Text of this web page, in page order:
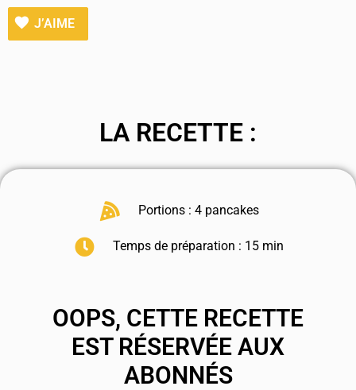
J’AIME
LA RECETTE :
Portions : 4 pancakes
Temps de préparation : 15 min
OOPS, CETTE RECETTE
EST RÉSERVÉE AUX
ABONNÉS